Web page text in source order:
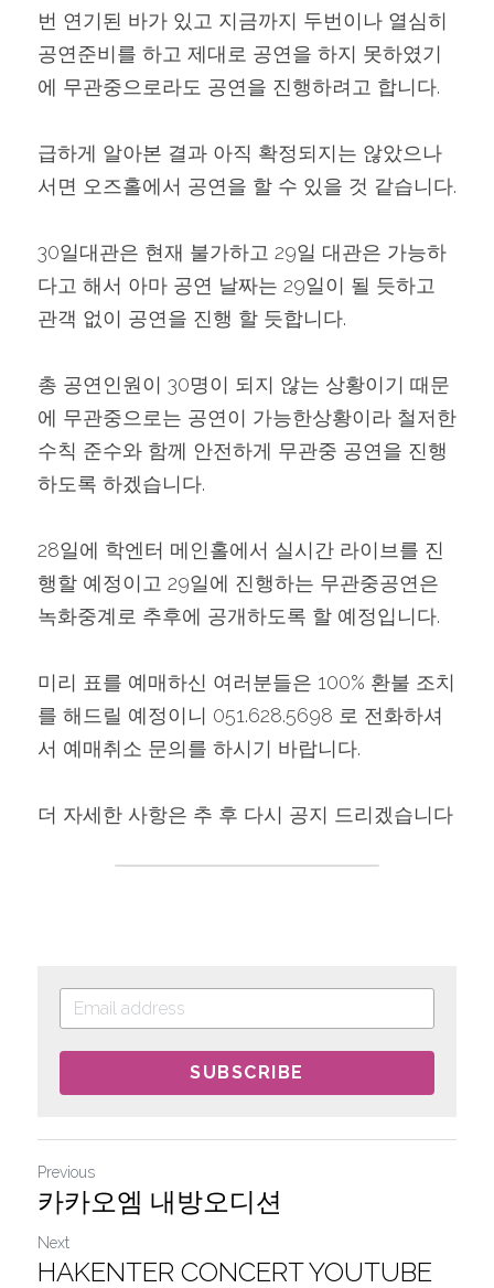
번 연기된 바가 있고 지금까지 두번이나 열심히
공연준비를 하고 제대로 공연을 하지 못하였기
에 무관중으로라도 공연을 진행하려고 합니다.
급하게 알아본 결과 아직 확정되지는 않았으나
서면 오즈홀에서 공연을 할 수 있을 것 같습니다.
30일대관은 현재 불가하고 29일 대관은 가능하
다고 해서 아마 공연 날짜는 29일이 될 듯하고
관객 없이 공연을 진행 할 듯합니다.
총 공연인원이 30명이 되지 않는 상황이기 때문
에 무관중으로는 공연이 가능한상황이라 철저한
수칙 준수와 함께 안전하게 무관중 공연을 진행
하도록 하겠습니다.
28일에 학엔터 메인홀에서 실시간 라이브를 진
행할 예정이고 29일에 진행하는 무관중공연은
녹화중계로 추후에 공개하도록 할 예정입니다.
미리 표를 예매하신 여러분들은 100% 환불 조치
를 해드릴 예정이니 051.628.5698 로 전화하셔
서 예매취소 문의를 하시기 바랍니다.
더 자세한 사항은 추 후 다시 공지 드리겠습니다
SUBSCRIBE
Previous
카카오엠 내방오디션
Next
HAKENTER CONCERT YOUTUBE